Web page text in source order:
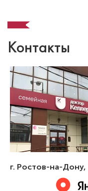
Контакты
г. Ростов-на-Дону,